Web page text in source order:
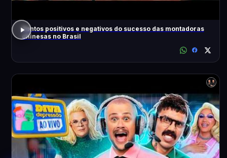
Pontos positivos e negativos do sucesso das montadoras
chinesas no Brasil